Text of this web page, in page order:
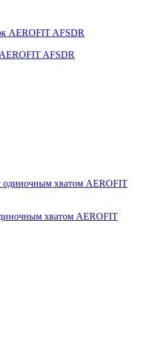
AFSDR
хватом AEROFIT